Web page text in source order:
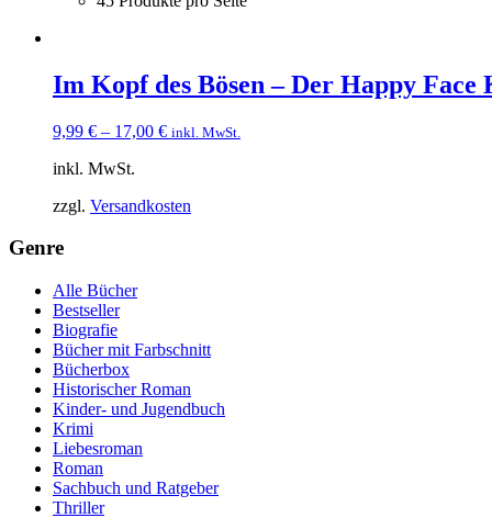
Im Kopf des Bösen – Der Happy
9,99 € – 17,00 € inkl. MwSt.
inkl. MwSt.
zzgl. Versandkosten
Genre
Alle Bücher
Bestseller
Biografie
Bücher mit Farbschnitt
Bücherbox
Historischer Roman
Kinder- und Jugendbuch
Krimi
Liebesroman
Roman
Sachbuch und Ratgeber
Thriller